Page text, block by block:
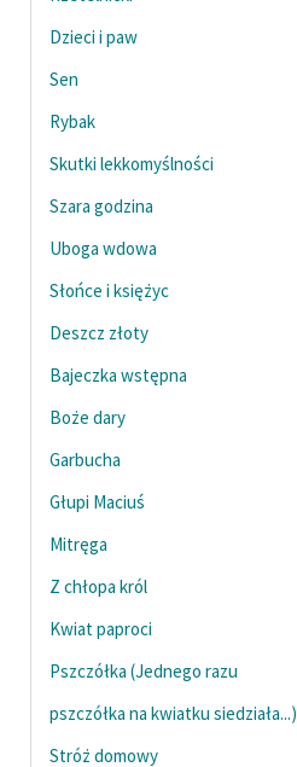
Dzieci i paw
Sen
Rybak
Skutki lekkomyślności
Szara godzina
Uboga wdowa
Słońce i księżyc
Deszcz złoty
Bajeczka wstępna
Boże dary
Garbucha
Głupi Maciuś
Mitręga
Z chłopa król
Kwiat paproci
Pszczółka (Jednego razu
pszczółka na kwiatku siedziała...)
Stróż domowy